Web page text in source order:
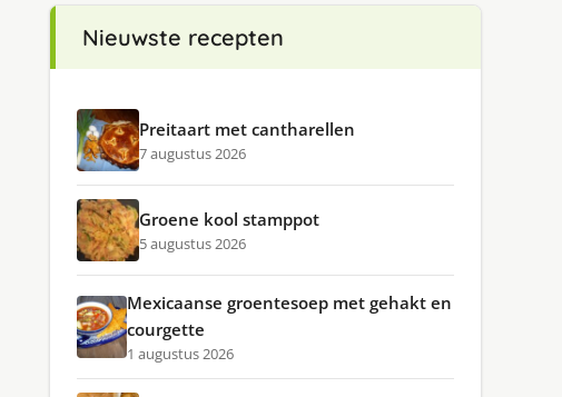
Nieuwste recepten
Preitaart met cantharellen
7 augustus 2026
Groene kool stamppot
5 augustus 2026
Mexicaanse groentesoep met gehakt en
courgette
1 augustus 2026